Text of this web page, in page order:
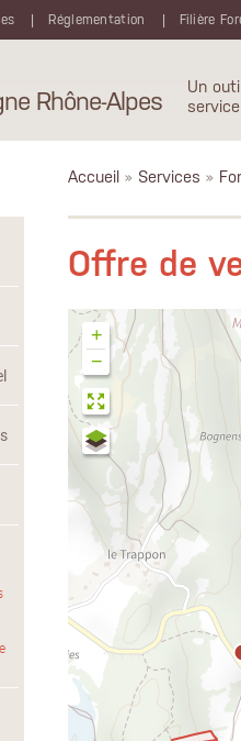
Réglementation Filière
Rhône-Alpes
Un
Accueil » Services »
Offre de
+
−